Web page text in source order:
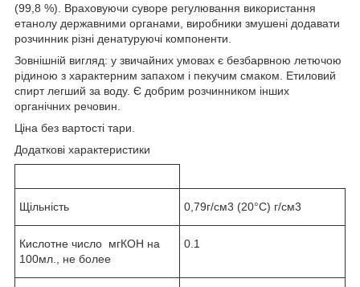
(99,8 %). Враховуючи суворе регулювання використання
етанолу державними органами, виробники змушені додавати
розчинник різні денатуруючі компоненти.
Зовнішній вигляд: у звичайних умовах є безбарвною летючою
рідиною з характерним запахом і пекучим смаком. Етиловий
спирт легший за воду. Є добрим розчинником інших
органічних речовин.
Ціна без вартості тари.
Додаткові характеристики
Щільність 0,79г/см3 (20°C) г/см3
Кислотне число мгКОН на
100мл., не более
0.1